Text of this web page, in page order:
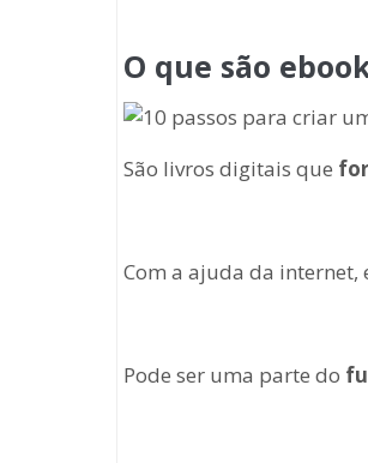
O que são
São livros digitais que
Com a ajuda da internet,
Pode ser uma parte do